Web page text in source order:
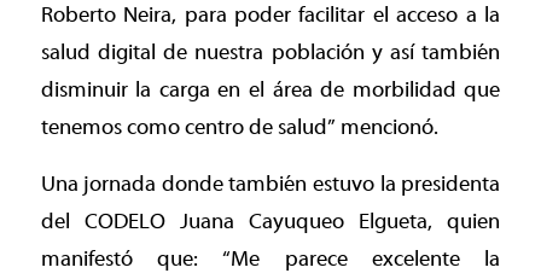
Roberto Neira, para poder facilitar el acceso a la
salud digital de nuestra población y así también
disminuir la carga en el área de morbilidad que
tenemos como centro de salud” mencionó.
Una jornada donde también estuvo la presidenta
del CODELO Juana Cayuqueo Elgueta, quien
manifestó que: “Me parece excelente la